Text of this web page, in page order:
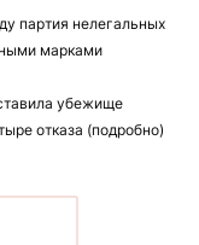
партия нелегальных
марками
убежище
отказа (подробно)